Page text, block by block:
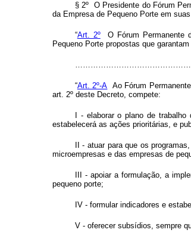
§ 2º O Presidente do Fórum
da Empresa de Pequeno Porte em
“Art. 2ºO Fórum Permanente
Pequeno Porte propostas que
“Art. 2º-A Ao Fórum
art. 2º deste Decreto, compete:
I - elaborar o plano de
estabelecerá as ações prioritárias, e
II - atuar para que os
microempresas e das empresas de
III - apoiar a formulação, a
pequeno porte;
IV - formular indicadores e
V - oferecer subsídios, sempre